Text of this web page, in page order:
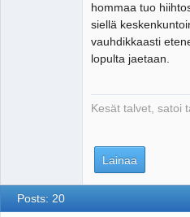
hommaa tuo
siellä
vauhdikkaasti
lopulta jaetaan.
Kesät talvet, satoi
Lainaa
Posts: 20